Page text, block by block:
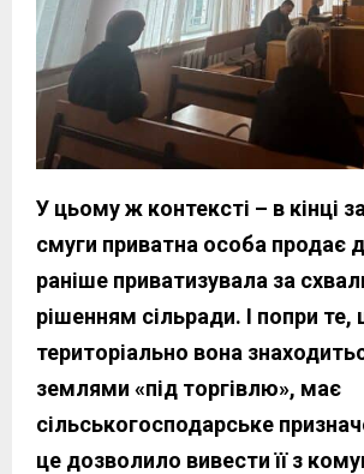
У цьому ж контексті – в кінці
смуги приватна особа продає
раніше приватизувала за
рішенням сільради. І попри те,
територіально вона
землями «під торгівлю», має
сільськогосподарське
це дозволило вивести її з